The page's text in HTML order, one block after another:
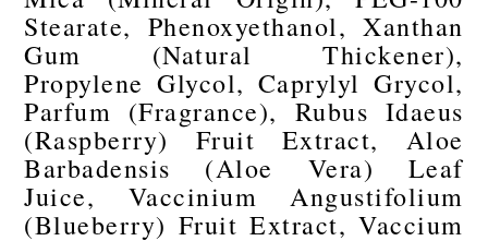
Stearate, Phenoxyethanol, Xanthan
Gum (Natural Thickener),
Propylene Glycol, Caprylyl Grycol,
Parfum (Fragrance), Rubus Idaeus
(Raspberry) Fruit Extract, Aloe
Barbadensis (Aloe Vera) Leaf
Juice, Vaccinium Angustifolium
(Blueberry) Fruit Extract, Vaccium